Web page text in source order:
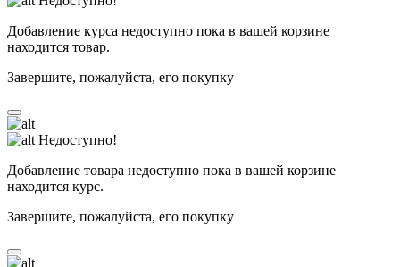
Добавление курса недоступно пока в вашей корзине
находится товар.
Завершите, пожалуйста, его покупку
Недоступно!
Добавление товара недоступно пока в вашей корзине
находится курс.
Завершите, пожалуйста, его покупку